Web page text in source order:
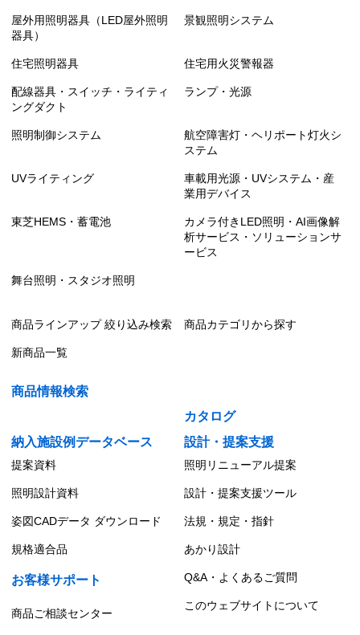
LEDユニット交換形ダウンライト 角形
LEDユニット交換形ダウンライト 人感センサー内
蔵形
LEDユニット交換形ダウンライト ホスピタルダウ
ンルーム兼用
LEDユニット交換形ダウンライト HACCP用
リング
屋外用照明器具（LED屋外照明
器具）
景観照明システム
住宅照明器具 住宅用火災警報器
配線器具・スイッチ・ライティ
ングダクト
ランプ・光源
照明制御システム
航空障害灯・ヘリポート灯火シ
ステム
UVライティング
車載用光源・UVシステム・産
業用デバイス
東芝HEMS・蓄電池
カメラ付きLED照明・AI画像解
析サービス・ソリューションサ
ービス
舞台照明・スタジオ照明
商品ラインアップ 絞り込み検索 商品カテゴリから探す
新商品一覧
商品情報検索
カタログ
納入施設例データベース
設計・提案支援
提案資料 照明リニューアル提案
照明設計資料 設計・提案支援ツール
姿図CADデータ ダウンロード 法規・規定・指針
規格適合品 あかり設計
お客様サポート Q&A・よくあるご質問
商品ご相談センター
このウェブサイトについて